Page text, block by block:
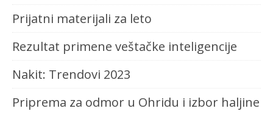
Prijatni materijali za leto
Rezultat primene veštačke inteligencije
Nakit: Trendovi 2023
Priprema za odmor u Ohridu i izbor haljine